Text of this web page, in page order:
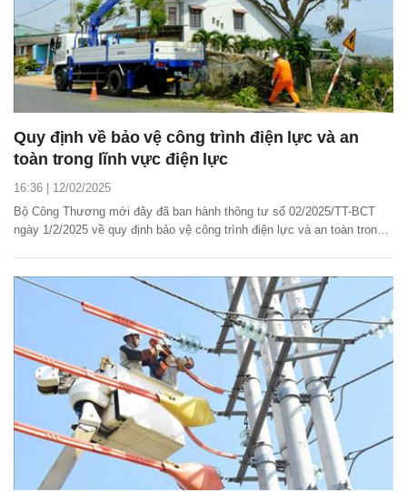
Quy định về bảo vệ công trình điện lực và an
toàn trong lĩnh vực điện lực
16:36 | 12/02/2025
Bộ Công Thương mới đây đã ban hành thông tư số 02/2025/TT-BCT
ngày 1/2/2025 về quy định bảo vệ công trình điện lực và an toàn trong